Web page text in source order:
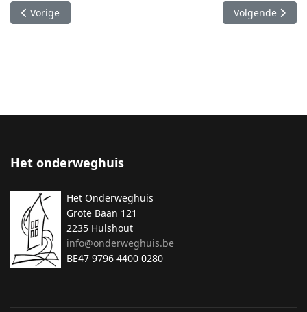
Vorig artikel: Mc.12,38-44
Vorige Volgende
Volgende
Het onderweghuis
Het Onderweghuis
Grote Baan 121
2235 Hulshout
info@onderweghuis.be
BE47 9796 4400 0280